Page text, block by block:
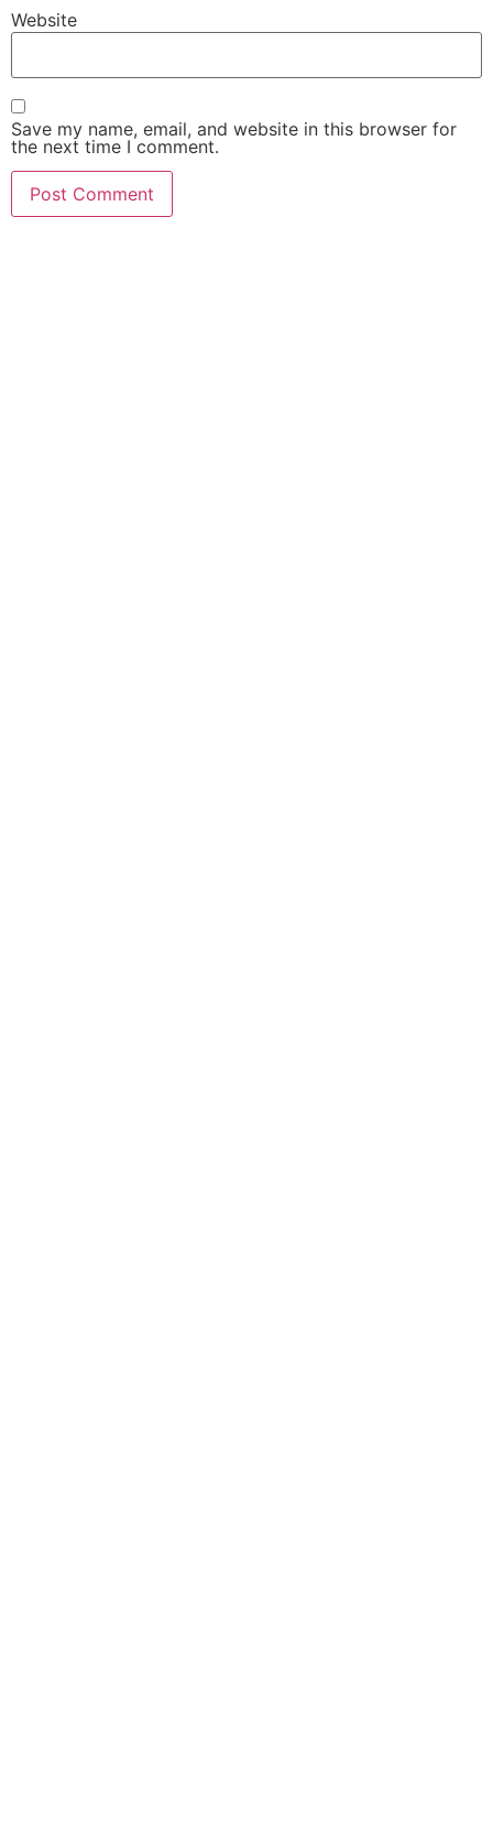
Website
Save my name, email, and website in this browser for
the next time I comment.